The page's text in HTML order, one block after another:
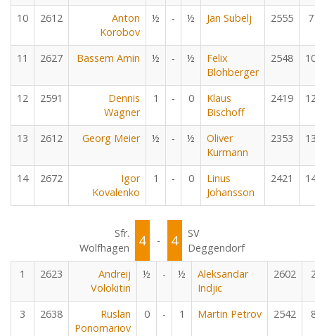
10 2612
Anton
Korobov
½ - ½ Jan Subelj 2555 7
11 2627 Bassem Amin ½ - ½
Felix
Blohberger
2548
12 2591
Dennis
Wagner
1 - 0
Klaus
Bischoff
2419
13 2612 Georg Meier ½ - ½
Oliver
Kurmann
2353
14 2672
Igor
Kovalenko
1 - 0
Linus
Johansson
2421
Sfr.
Wolfhagen
4 - 4
SV
Deggendorf
1
2623
Andreij
Volokitin
½ - ½
Aleksandar
Indjic
2602
3 2638
Ruslan
Ponomariov
0 - 1 Martin Petrov 2542